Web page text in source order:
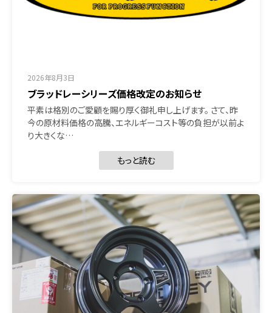
2026年8月3日
ブラッドレーシリーズ価格改定のお知らせ
平素は格別のご愛顧を賜り厚く御礼申し上げます。 さて、昨
今の原材料価格の高騰、エネルギーコスト等の負担が以前よ
り大きくな…
もっと読む